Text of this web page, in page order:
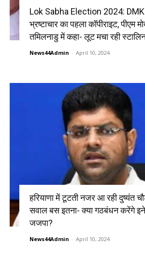
Lok Sabha Election 2024:
भ्रष्टाचार का पहला कॉपीराइट, पीएम
तमिलनाडु में कहा- लूट मचा रही
News44Admin - April 10, 2024
हरियाणा में टूटती नजर आ रही दुष्यंत
सवाल बस इतना- क्या गठबंधन करेंगे
जजपा?
News44Admin - April 10, 2024